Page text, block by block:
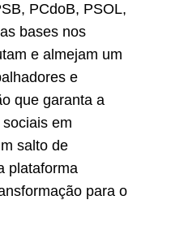
PCdoB, PSOL,
bases nos
e almejam um
e
que garanta a
em
salto de
plataforma
para o